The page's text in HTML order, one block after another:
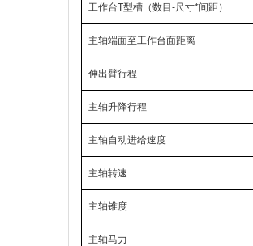
工作台T型槽（数目-尺寸*间距）
主轴端面至工作台面距离
伸出臂行程
主轴升降行程
主轴自动进给速度
主轴转速
主轴锥度
主轴马力